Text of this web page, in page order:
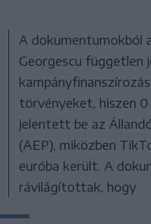
A dokumentumokból
Georgescu független
törvényeket, hiszen
jelentett be az
(AEP), miközben
euróba került. A
rávilágítottak, hogy